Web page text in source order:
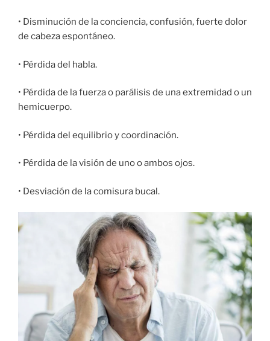
• Disminución de la conciencia, confusión, fuerte dolor
de cabeza espontáneo.
• Pérdida del habla.
• Pérdida de la fuerza o parálisis de una extremidad o un
hemicuerpo.
• Pérdida del equilibrio y coordinación.
• Pérdida de la visión de uno o ambos ojos.
• Desviación de la comisura bucal.